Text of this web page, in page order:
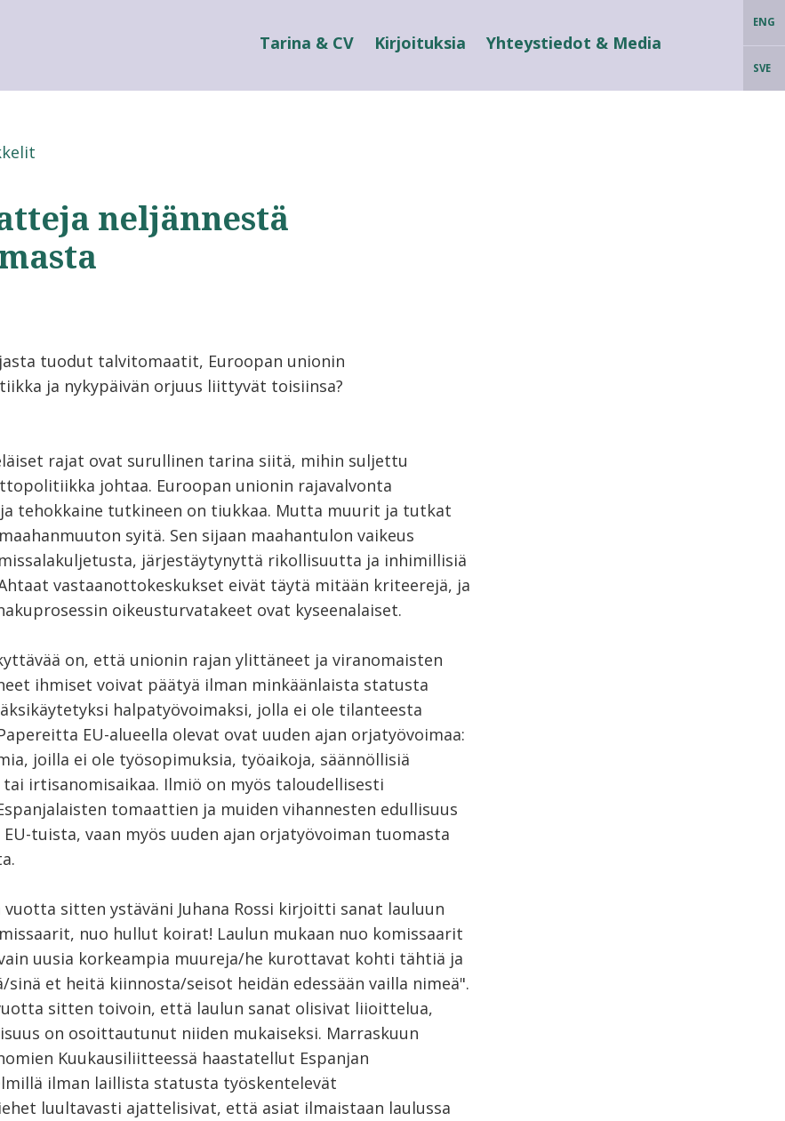
ENG
SVE
Tarina & CV Kirjoituksia Yhteystiedot & Media
neljännestä
tuodut talvitomaatit, Euroopan unionin
ja nykypäivän orjuus liittyvät toisiinsa?
rajat ovat surullinen tarina siitä, mihin suljettu
johtaa. Euroopan unionin rajavalvonta
tehokkaine tutkineen on tiukkaa. Mutta muurit ja tutkat
syitä. Sen sijaan maahantulon vaikeus
järjestäytynyttä rikollisuutta ja inhimillisiä
vastaanottokeskukset eivät täytä mitään kriteerejä, ja
oikeusturvatakeet ovat kyseenalaiset.
on, että unionin rajan ylittäneet ja viranomaisten
ihmiset voivat päätyä ilman minkäänlaista statusta
halpatyövoimaksi, jolla ei ole tilanteesta
EU-alueella olevat ovat uuden ajan orjatyövoimaa:
joilla ei ole työsopimuksia, työaikoja, säännöllisiä
tai irtisanomisaikaa. Ilmiö on myös taloudellisesti
tomaattien ja muiden vihannesten edullisuus
tuista, vaan myös uuden ajan orjatyövoiman tuomasta
vuotta sitten ystäväni Juhana Rossi kirjoitti sanat lauluun
nuo hullut koirat! Laulun mukaan nuo komissaarit
uusia korkeampia muureja/he kurottavat kohti tähtiä ja
sinä et heitä kiinnosta/seisot heidän edessään vailla nimeä".
sitten toivoin, että laulun sanat olisivat liioittelua,
on osoittautunut niiden mukaiseksi. Marraskuun
Kuukausiliitteessä haastatellut Espanjan
ilman laillista statusta työskentelevät
luultavasti ajattelisivat, että asiat ilmaistaan laulussa